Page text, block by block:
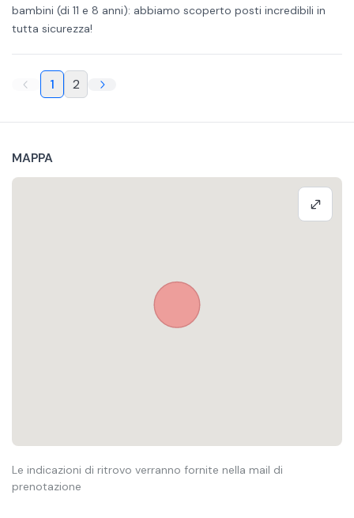
bambini (di 11 e 8 anni): abbiamo scoperto posti incredibili in
tutta sicurezza!
1 2
MAPPA
Le indicazioni di ritrovo verranno fornite nella mail di
prenotazione